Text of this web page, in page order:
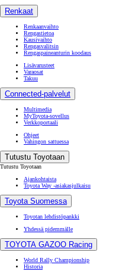
Renkaat
Renkaanvaihto
Rengastietoa
Kausivaihto
Rengasvalitsin
Rengaspaineanturin koodaus
Lisävarusteet
Varaosat
Takuu
Connected-palvelut
Multimedia
MyToyota-sovellus
Verkkoportaali
Ohjeet
Vahingon sattuessa
Tutustu Toyotaan
Tutustu Toyotaan
Ajankohtaista
Toyota Way -asiakasjulkaisu
Toyota Suomessa
Toyotan lehdistöpankki
Yhdessä pidemmälle
TOYOTA GAZOO Racing
World Rally Championship
Historia